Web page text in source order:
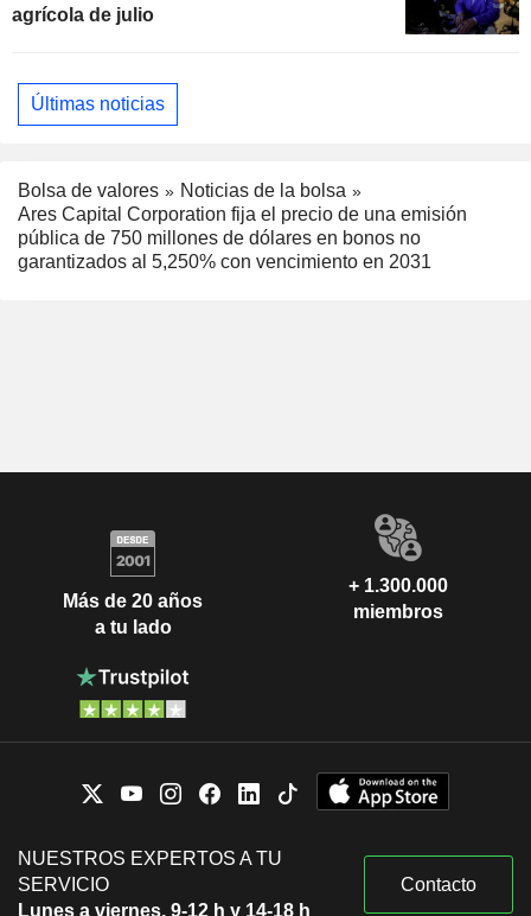
agrícola de julio
Últimas noticias
Bolsa de valores
Noticias de la bolsa
Ares Capital Corporation fija el precio de una emisión
pública de 750 millones de dólares en bonos no
garantizados al 5,250% con vencimiento en 2031
Más de 20 años
a tu lado
+ 1.300.000
miembros
NUESTROS EXPERTOS A TU
SERVICIO
Lunes a viernes, 9-12 h y 14-18 h
Contacto